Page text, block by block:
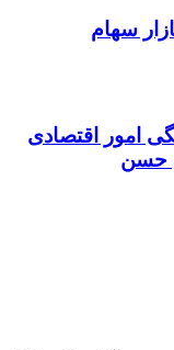
امور اقتصادی
حسن